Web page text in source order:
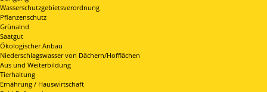
Wasserschutzgebietsverordnung
Pflanzenschutz
Grünalnd
Saatgut
Ökologischer Anbau
Niederschlagswasser von Dächern/Hofflächen
Aus und Weiterbildung
Tierhaltung
Ernährung / Hauswirtschaft